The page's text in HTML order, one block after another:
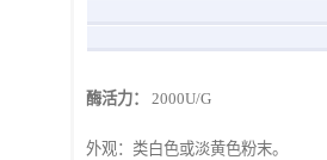
酶活力： 2000U/G
外观：类白色或淡黄色粉末。